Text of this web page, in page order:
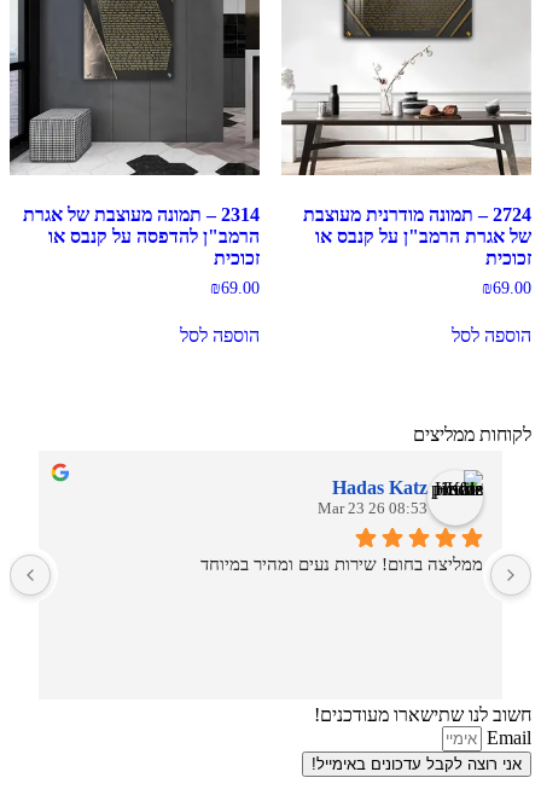
2724 – תמונה מודרנית מעוצבת
של אגרת הרמב"ן על קנבס או
זכוכית
₪69.00
הוספה לסל
2314 – תמונה מעוצבת של אגרת
הרמב"ן להדפסה על קנבס או
זכוכית
₪69.00
הוספה לסל
לקוחות ממליצים
Hadas Katz
08:53 26 Mar 23
ממליצה בחום! שירות נעים ומהיר במיוחד
חשוב לנו שתישארו מעודכנים!
Email
אני רוצה לקבל עדכונים באימייל!